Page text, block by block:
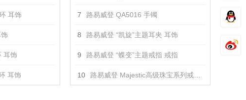
耳饰
耳饰
耳饰
7 路易威登 QA5016 手镯
8 路易威登 “凯旋”主题耳夹 耳饰
9 路易威登 “蝶变”主题戒指 戒指
10 路易威登 Majestic高级珠宝系列戒指 戒指